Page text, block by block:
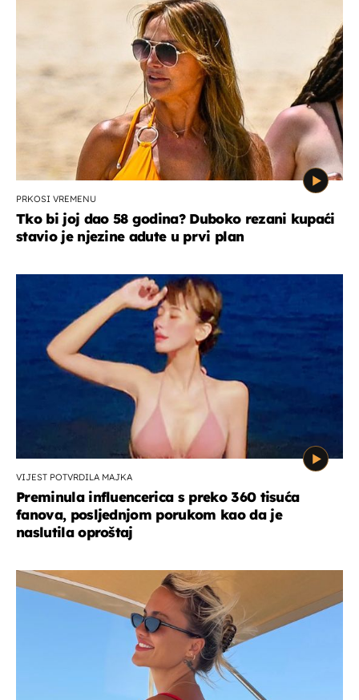
PRKOSI VREMENU
Tko bi joj dao 58 godina? Duboko rezani kupaći
stavio je njezine adute u prvi plan
VIJEST POTVRDILA MAJKA
Preminula influencerica s preko 360 tisuća
fanova, posljednjom porukom kao da je
naslutila oproštaj